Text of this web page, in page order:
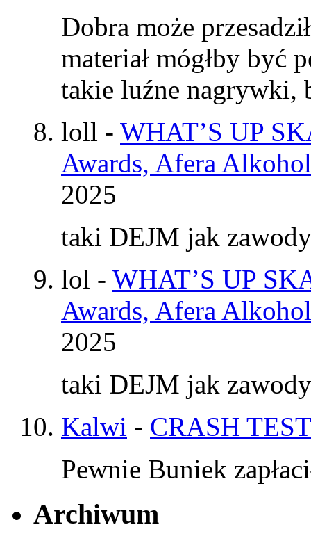
Dobra może
materiał mógłby być
takie luźne nagrywki,
loll - WHAT’S UP
Awards, Afera
2025
taki DEJM jak
lol - WHAT’S UP
Awards, Afera
2025
taki DEJM jak
Kalwi - CRASH
Pewnie Buniek
Archiwum